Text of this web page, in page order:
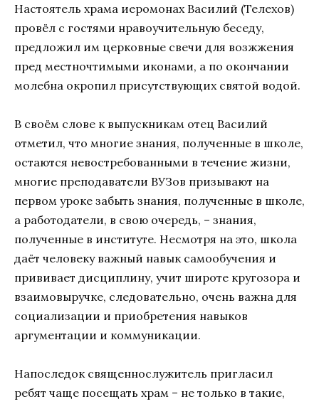
Настоятель храма иеромонах Василий (Телехов)
провёл с гостями нравоучительную беседу,
предложил им церковные свечи для возжжения
пред местночтимыми иконами, а по окончании
молебна окропил присутствующих святой водой.
В своём слове к выпускникам отец Василий
отметил, что многие знания, полученные в школе,
остаются невостребованными в течение жизни,
многие преподаватели ВУЗов призывают на
первом уроке забыть знания, полученные в школе,
а работодатели, в свою очередь, – знания,
полученные в институте. Несмотря на это, школа
даёт человеку важный навык самообучения и
прививает дисциплину, учит широте кругозора и
взаимовыручке, следовательно, очень важна для
социализации и приобретения навыков
аргументации и коммуникации.
Напоследок священнослужитель пригласил
ребят чаще посещать храм – не только в такие,